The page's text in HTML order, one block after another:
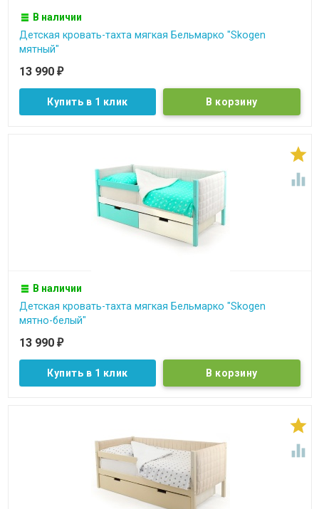
В наличии
Детская кровать-тахта мягкая Бельмарко "Skogen
мятный"
13 990 ₽
Купить в 1 клик


В наличии
Детская кровать-тахта мягкая Бельмарко "Skogen
мятно-белый"
13 990 ₽
Купить в 1 клик

